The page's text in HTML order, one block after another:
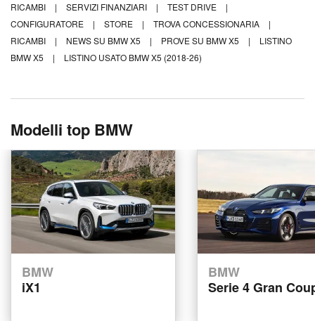
RICAMBI
| SERVIZI FINANZIARI | TEST DRIVE
|
CONFIGURATORE
| STORE | TROVA CONCESSIONARIA
|
RICAMBI
| NEWS SU BMW X5 | PROVE SU BMW X5 |
LISTINO
BMW X5
| LISTINO USATO BMW X5 (2018-26)
Modelli top BMW
BMW
iX1
BMW
Serie 4 Gran